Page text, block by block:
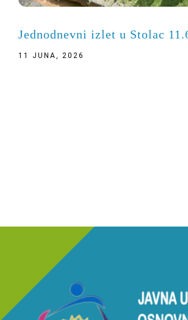
Jednodnevni izlet u Stolac
11 JUNA, 2026